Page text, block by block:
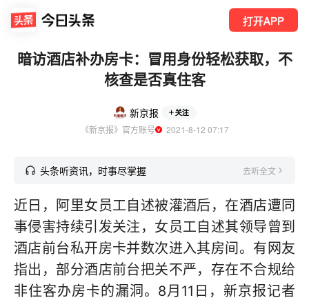
打开APP
暗访酒店补办房卡：冒用身份轻松获取，不
核查是否真住客
新京报 关注
《新京报》官方账号
  2021-8-12 07:17
头条听资讯，时事尽掌握 去听全文
近日，阿里女员工自述被灌酒后，在酒店遭同
事侵害持续引发关注，女员工自述其领导曾到
酒店前台私开房卡并数次进入其房间。有网友
指出，部分酒店前台把关不严，存在不合规给
非住客办房卡的漏洞。8月11日，新京报记者